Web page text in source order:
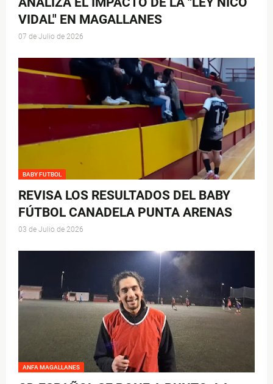
VIDAL" EN MAGALLANES
07 de Julio de 2026
BABY FUTBOL
REVISA LOS RESULTADOS DEL BABY
FÚTBOL CANADELA PUNTA ARENAS
03 de Julio de 2026
ANFA MAGALLANES